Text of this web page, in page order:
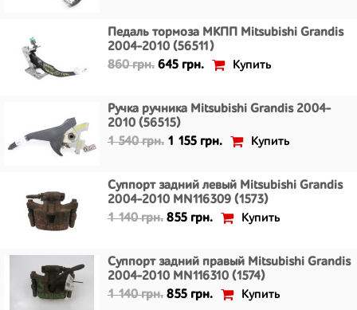
Педаль тормоза МКПП Mitsubishi Grandis
2004-2010 (56511)
860 грн. 645 грн. Купить
Ручка ручника Mitsubishi Grandis 2004-
2010 (56515)
1 540 грн. 1 155 грн. Купить
Суппорт задний левый Mitsubishi Grandis
2004-2010 MN116309 (1573)
1 140 грн. 855 грн. Купить
Суппорт задний правый Mitsubishi Grandis
2004-2010 MN116310 (1574)
1 140 грн. 855 грн. Купить